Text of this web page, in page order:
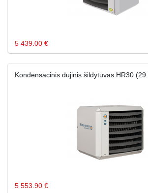
5 439.00 €
Kondensacinis dujinis šildytuvas HR30
5 553.90 €